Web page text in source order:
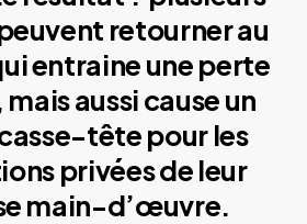
retourner au
entraine une perte
aussi cause un
tête pour les
privées de leur
main-d’œuvre.